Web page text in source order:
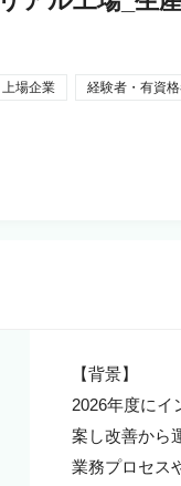
上場企業 経験者・有資
【背景】
2026年度にイ
案し改善から
業務プロセス